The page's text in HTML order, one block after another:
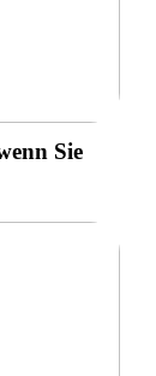
Sie